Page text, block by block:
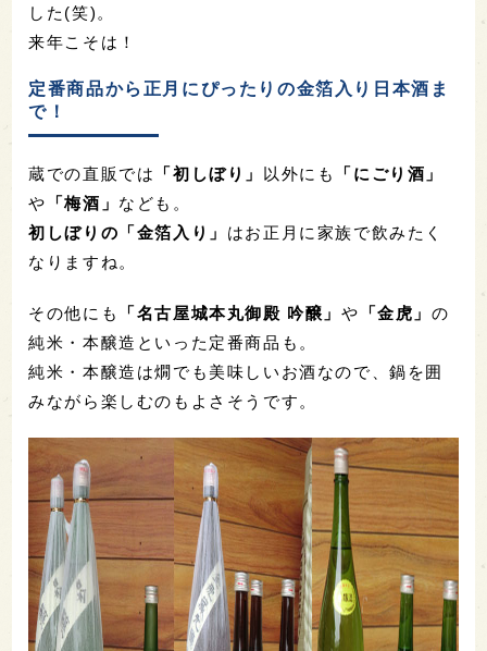
した(笑)。
来年こそは！
定番商品から正月にぴったりの金箔入り日本酒ま
で！
蔵での直販では 「初しぼり」 以外にも
「にごり酒」
や
「梅酒」 なども。
初しぼりの「金箔入り」 はお正月に家族で飲みたく
なりますね。
その他にも 「名古屋城本丸御殿 吟醸」や 「金虎」の
純米・本醸造といった定番商品も。
純米・本醸造は燗でも美味しいお酒なので、鍋を囲
みながら楽しむのもよさそうです。